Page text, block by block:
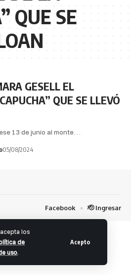
los
de
uso.
Acepto
QUE SE
GESELL EL
QUE SE LLEVÓ
13 de junio al monte…
05/08/2024
Facebook 🫡 Ingresar